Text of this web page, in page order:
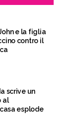
e la figlia
contro il
scrive un
al
esplode